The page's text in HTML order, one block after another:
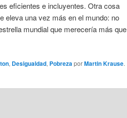
eficientes e incluyentes. Otra cosa
eleva una vez más en el mundo: no
mundial que merecería más que
, Desigualdad, PobrezaporMartin Krause.